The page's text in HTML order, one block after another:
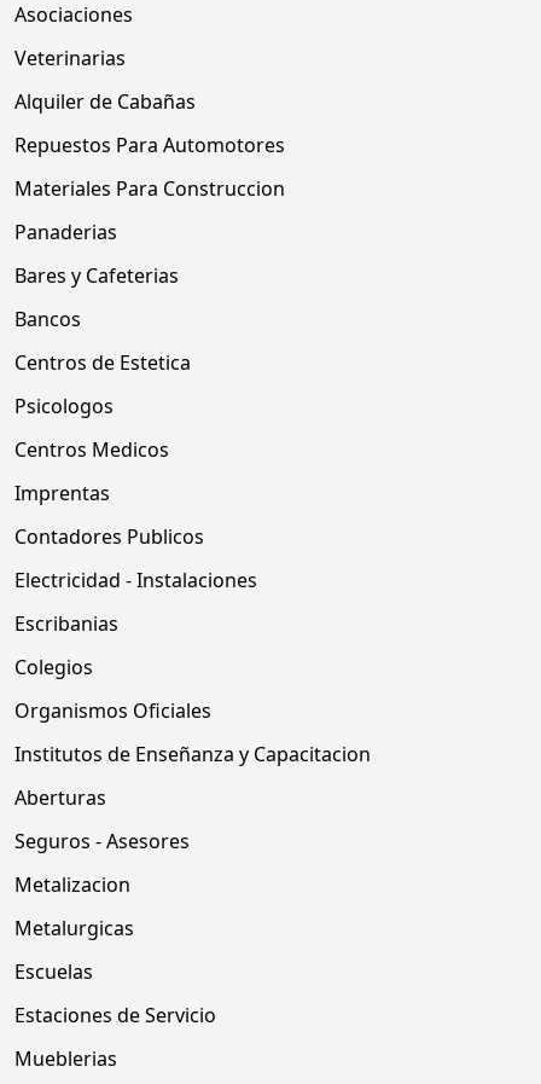
Asociaciones
Veterinarias
Alquiler de Cabañas
Repuestos Para Automotores
Materiales Para Construccion
Panaderias
Bares y Cafeterias
Bancos
Centros de Estetica
Psicologos
Centros Medicos
Imprentas
Contadores Publicos
Electricidad - Instalaciones
Escribanias
Colegios
Organismos Oficiales
Institutos de Enseñanza y Capacitacion
Aberturas
Seguros - Asesores
Metalizacion
Metalurgicas
Escuelas
Estaciones de Servicio
Mueblerias